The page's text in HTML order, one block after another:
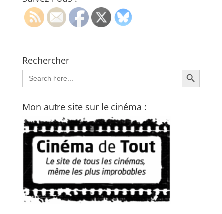
Rechercher
Search
for:
Search Button
Mon autre site sur le cinéma :